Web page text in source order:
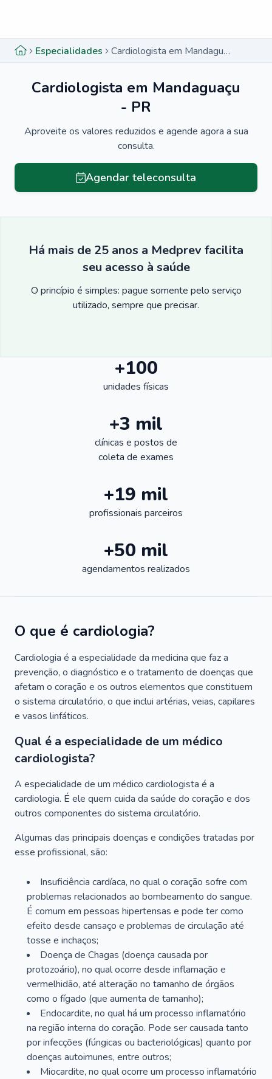
Especialidades Cardiologista em Mandaguaçu - PR
Cardiologista em Mandaguaçu
- PR
Aproveite os valores reduzidos e agende agora a sua
consulta.
Agendar teleconsulta
Há mais de 25 anos a Medprev facilita
seu acesso à saúde
O princípio é simples: pague somente pelo serviço
utilizado, sempre que precisar.
+100
unidades físicas
+3 mil
clínicas e postos de
coleta de exames
+19 mil
profissionais parceiros
+50 mil
agendamentos realizados
O que é cardiologia?
Cardiologia é a especialidade da medicina que faz a
prevenção, o diagnóstico e o tratamento de doenças que
afetam o coração e os outros elementos que constituem
o sistema circulatório, o que inclui artérias, veias, capilares
e vasos linfáticos.
Qual é a especialidade de um médico
cardiologista?
A especialidade de um médico cardiologista é a
cardiologia. É ele quem cuida da saúde do coração e dos
outros componentes do sistema circulatório.
Algumas das principais doenças e condições tratadas por
esse profissional, são:
Insuficiência cardíaca, no qual o coração sofre com
problemas relacionados ao bombeamento do sangue.
É comum em pessoas hipertensas e pode ter como
efeito desde cansaço e problemas de circulação até
tosse e inchaços;
Doença de Chagas (doença causada por
protozoário), no qual ocorre desde inflamação e
vermelhidão, até alteração no tamanho de órgãos
como o fígado (que aumenta de tamanho);
Endocardite, no qual há um processo inflamatório
na região interna do coração. Pode ser causada tanto
por infecções (fúngicas ou bacteriológicas) quanto por
doenças autoimunes, entre outros;
Miocardite, no qual ocorre um processo inflamatório